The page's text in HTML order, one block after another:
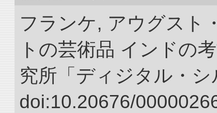
フランケ, アウグスト
トの芸術品 インドの
究所「ディジタル・
doi:10.20676/